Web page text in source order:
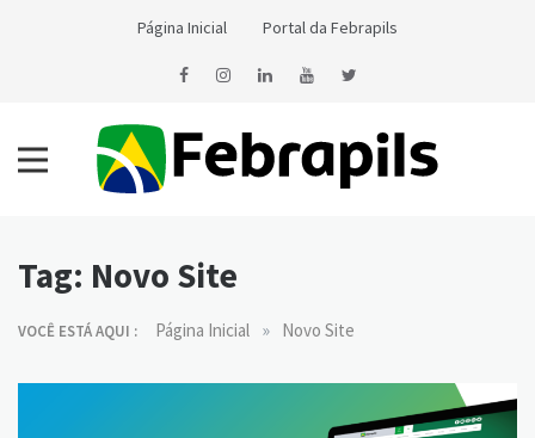
Página Inicial Portal da Febrapils
Tag: Novo Site
VOCÊ ESTÁ AQUI : Página Inicial » Novo Site